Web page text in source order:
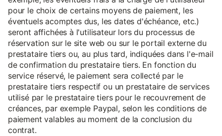
pour le choix de certains moyens de paiement, les
éventuels acomptes dus, les dates d'échéance, etc.)
seront affichées à l'utilisateur lors du processus de
réservation sur le site web ou sur le portail externe du
prestataire tiers ou, au plus tard, indiquées dans l'e-mail
de confirmation du prestataire tiers. En fonction du
service réservé, le paiement sera collecté par le
prestataire tiers respectif ou un prestataire de services
utilisé par le prestataire tiers pour le recouvrement de
créances, par exemple Paypal, selon les conditions de
paiement valables au moment de la conclusion du
contrat.